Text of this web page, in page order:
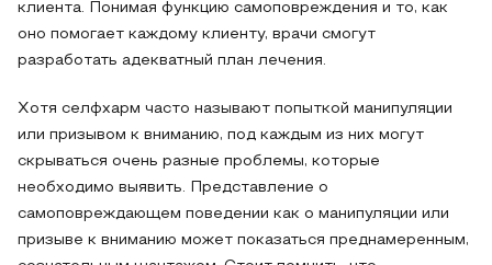
клиента. Понимая функцию самоповреждения и то, как
оно помогает каждому клиенту, врачи смогут
разработать адекватный план лечения.
Хотя селфхарм часто называют попыткой манипуляции
или призывом к вниманию, под каждым из них могут
скрываться очень разные проблемы, которые
необходимо выявить. Представление о
самоповреждающем поведении как о манипуляции или
призыве к вниманию может показаться преднамеренным,